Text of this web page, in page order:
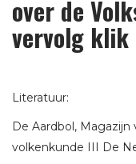
over de
vervolg klik
Literatuur:
De Aardbol,
volkenkunde III De